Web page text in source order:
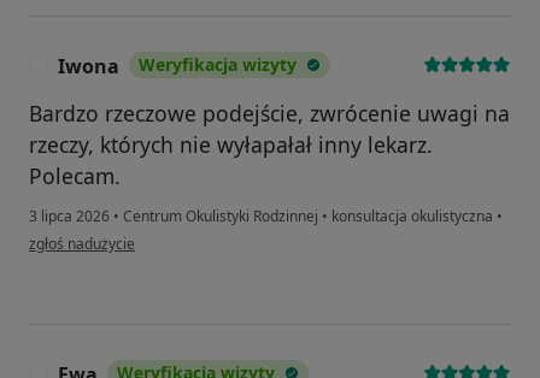
Iwona Weryfikacja wizyty
Bardzo rzeczowe podejście, zwrócenie uwagi na
rzeczy, których nie wyłapałał inny lekarz.
Polecam.
3 lipca 2026 • Centrum Okulistyki Rodzinnej • konsultacja okulistyczna •
w opinii użytkownika Iwona
zgłoś nadużycie
Weryfikacja wizyty